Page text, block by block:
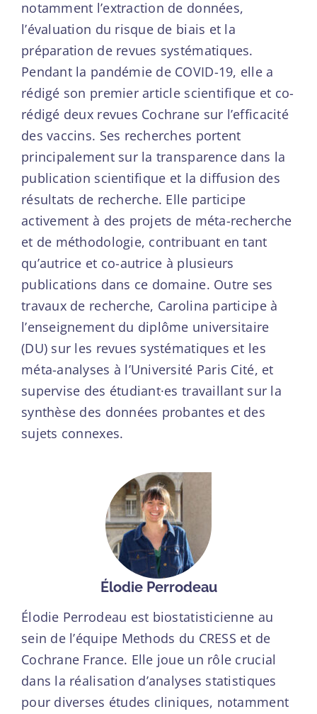
notamment l’extraction de données,
l’évaluation du risque de biais et la
préparation de revues systématiques.
Pendant la pandémie de COVID-19, elle a
rédigé son premier article scientifique et co-
rédigé deux revues Cochrane sur l’efficacité
des vaccins. Ses recherches portent
principalement sur la transparence dans la
publication scientifique et la diffusion des
résultats de recherche. Elle participe
activement à des projets de méta-recherche
et de méthodologie, contribuant en tant
qu’autrice et co-autrice à plusieurs
publications dans ce domaine. Outre ses
travaux de recherche, Carolina participe à
l’enseignement du diplôme universitaire
(DU) sur les revues systématiques et les
méta-analyses à l’Université Paris Cité, et
supervise des étudiant·es travaillant sur la
synthèse des données probantes et des
sujets connexes.
Élodie Perrodeau
Élodie Perrodeau est biostatisticienne au
sein de l’équipe Methods du CRESS et de
Cochrane France. Elle joue un rôle crucial
dans la réalisation d’analyses statistiques
pour diverses études cliniques, notamment